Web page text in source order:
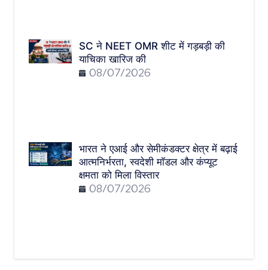
SC ने NEET OMR शीट में गड़बड़ी की
याचिका खारिज की
08/07/2026
भारत ने एआई और सेमीकंडक्टर क्षेत्र में बढ़ाई
आत्मनिर्भरता, स्वदेशी मॉडल और कंप्यूट
क्षमता को मिला विस्तार
08/07/2026